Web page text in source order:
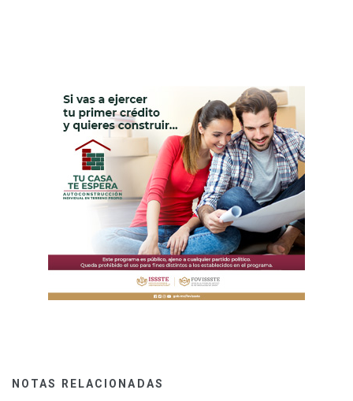
NOTAS RELACIONADAS